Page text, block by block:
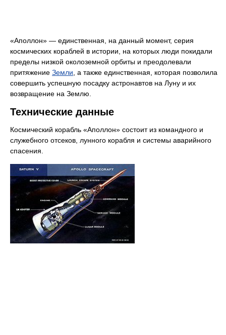
«Аполлон» — единственная, на данный момент, серия
космических кораблей в истории, на которых люди покидали
пределы низкой околоземной орбиты и преодолевали
притяжение Земли, а также единственная, которая позволила
совершить успешную посадку астронавтов на Луну и их
возвращение на Землю.
Технические данные
Космический корабль «Аполлон» состоит из командного и
служебного отсеков, лунного корабля и системы аварийного
спасения.